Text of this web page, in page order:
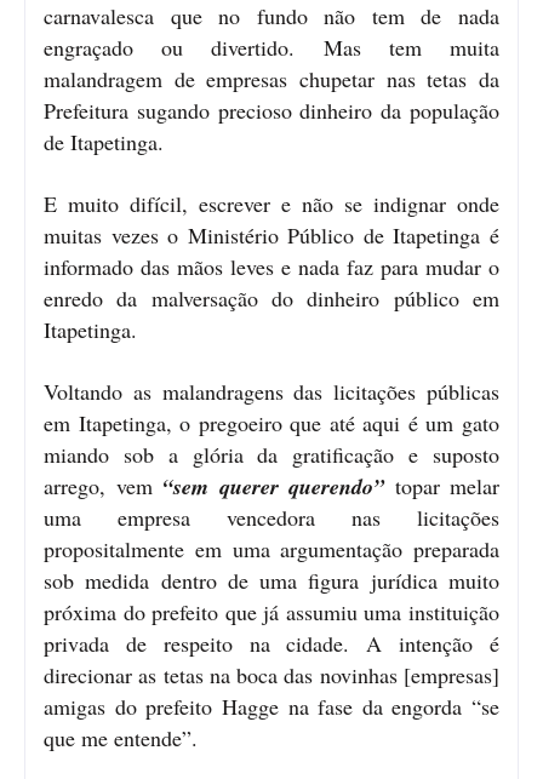
carnavalesca que no fundo não tem de nada
engraçado ou divertido. Mas tem muita
malandragem de empresas chupetar nas tetas da
Prefeitura sugando precioso dinheiro da população
de Itapetinga.
E muito difícil, escrever e não se indignar onde
muitas vezes o Ministério Público de Itapetinga é
informado das mãos leves e nada faz para mudar o
enredo da malversação do dinheiro público em
Itapetinga.
Voltando as malandragens das licitações públicas
em Itapetinga, o pregoeiro que até aqui é um gato
miando sob a glória da gratificação e suposto
arrego, vem “sem querer querendo” topar melar
uma empresa vencedora nas licitações
propositalmente em uma argumentação preparada
sob medida dentro de uma figura jurídica muito
próxima do prefeito que já assumiu uma instituição
privada de respeito na cidade. A intenção é
direcionar as tetas na boca das novinhas [empresas]
amigas do prefeito Hagge na fase da engorda “se
que me entende”.